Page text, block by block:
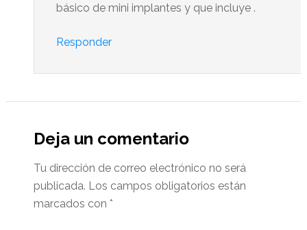
básico de mini implantes y que incluye .
Responder
Deja un comentario
Tu dirección de correo electrónico no será
publicada. Los campos obligatorios están
marcados con *